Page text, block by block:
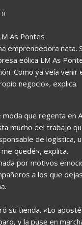
0
As Pontes
emprendedora
eólica LM As
Como ya veía
negocio», explica.
que regenta en
mucho del trabajo
de logística,
quedé», explica.
por motivos
a los que
su tienda. «Lo
y la puse en